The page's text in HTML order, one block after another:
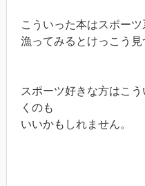
こういった本はスポー
漁ってみるとけっこう見
スポーツ好きな方はこ
くのも
いいかもしれません。